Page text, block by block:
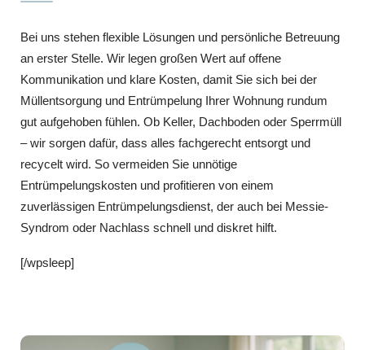
Bei uns stehen flexible Lösungen und persönliche Betreuung
an erster Stelle. Wir legen großen Wert auf offene
Kommunikation und klare Kosten, damit Sie sich bei der
Müllentsorgung und Entrümpelung Ihrer Wohnung rundum
gut aufgehoben fühlen. Ob Keller, Dachboden oder Sperrmüll
– wir sorgen dafür, dass alles fachgerecht entsorgt und
recycelt wird. So vermeiden Sie unnötige
Entrümpelungskosten und profitieren von einem
zuverlässigen Entrümpelungsdienst, der auch bei Messie-
Syndrom oder Nachlass schnell und diskret hilft.
[/wpsleep]